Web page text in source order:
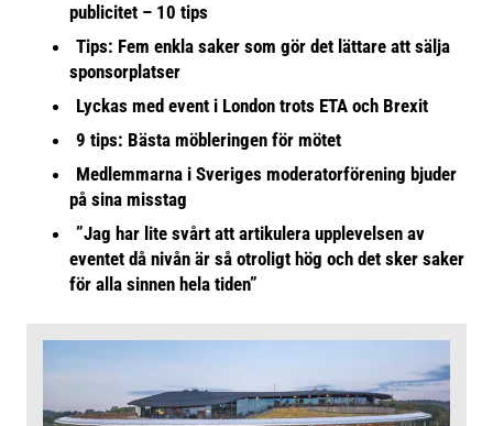
publicitet – 10 tips
Tips: Fem enkla saker som gör det lättare att sälja
sponsorplatser
Lyckas med event i London trots ETA och Brexit
9 tips: Bästa möbleringen för mötet
Medlemmarna i Sveriges moderatorförening bjuder
på sina misstag
”Jag har lite svårt att artikulera upplevelsen av
eventet då nivån är så otroligt hög och det sker saker
för alla sinnen hela tiden”